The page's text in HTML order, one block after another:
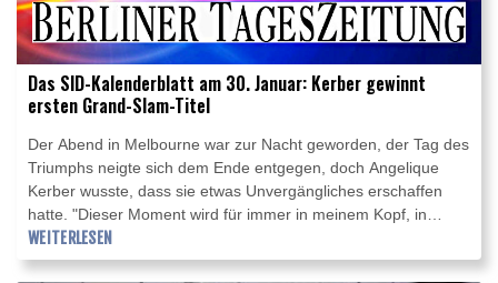
Das SID-Kalenderblatt am 30. Januar: Kerber gewinnt
ersten Grand-Slam-Titel
Der Abend in Melbourne war zur Nacht geworden, der Tag des
Triumphs neigte sich dem Ende entgegen, doch Angelique
Kerber wusste, dass sie etwas Unvergängliches erschaffen
hatte. "Dieser Moment wird für immer in meinem Kopf, in
meinem Bauch und in meinem Herzen sein", sagte sie. An
diesem 30. Januar 2016 hatte Kerber ein Kapitel deutscher
WEITERLESEN